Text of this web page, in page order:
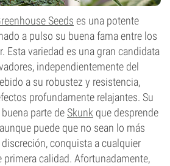
Seeds es una potente
a pulso su buena fama entre los
Esta variedad es una gran candidata
independientemente del
a su robustez y resistencia,
profundamente relajantes. Su
parte de Skunk que desprende
puede que no sean lo más
conquista a cualquier
primera calidad. Afortunadamente,